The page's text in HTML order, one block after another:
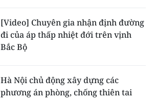
[Video] Chuyên gia nhận định đường
đi của áp thấp nhiệt đới trên vịnh
Bắc Bộ
Hà Nội chủ động xây dựng các
phương án phòng, chống thiên tai